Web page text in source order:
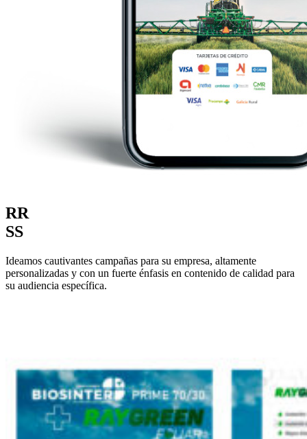
RR
SS
Ideamos cautivantes campañas para su empresa, altamente
personalizadas y con un fuerte énfasis en contenido de calidad para
su audiencia específica.